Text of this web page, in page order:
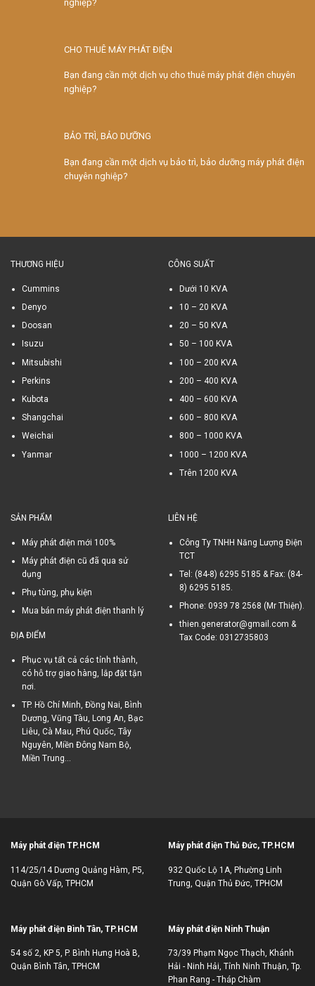
nghiệp?
CHO THUÊ MÁY PHÁT ĐIỆN
Bạn đang cần một dịch vụ cho thuê máy phát điện chuyên
nghiệp?
BẢO TRÌ, BẢO DƯỠNG
Bạn đang cần một dịch vụ bảo trì, bảo dưỡng máy phát điện
chuyên nghiệp?
THƯƠNG HIỆU
Cummins
Denyo
Doosan
Isuzu
Mitsubishi
Perkins
Kubota
Shangchai
Weichai
Yanmar
CÔNG SUẤT
Dưới 10 KVA
10 – 20 KVA
20 – 50 KVA
50 – 100 KVA
100 – 200 KVA
200 – 400 KVA
400 – 600 KVA
600 – 800 KVA
800 – 1000 KVA
1000 – 1200 KVA
Trên 1200 KVA
SẢN PHẨM
Máy phát điện mới 100%
Máy phát điện cũ đã qua sử
dụng
Phụ tùng, phụ kiện
Mua bán máy phát điện thanh lý
ĐỊA ĐIỂM
Phục vụ tất cả các tỉnh thành,
có hỗ trợ giao hàng, lắp đặt tận
nơi.
TP. Hồ Chí Minh, Đồng Nai, Bình
Dương, Vũng Tàu, Long An, Bạc
Liêu, Cà Mau, Phú Quốc, Tây
Nguyên, Miền Đông Nam Bộ,
Miền Trung...
LIÊN HỆ
Công Ty TNHH Năng Lượng Điện
TCT
Tel: (84-8) 6295 5185 & Fax: (84-
8) 6295 5185.
Phone: 0939 78 2568 (Mr Thiện).
thien.generator@gmail.com &
Tax Code: 0312735803
Máy phát điện TP.HCM
114/25/14 Dương Quảng Hàm, P5,
Quận Gò Vấp, TPHCM
Máy phát điện Thủ Đức, TP.HCM
932 Quốc Lộ 1A, Phường Linh
Trung, Quận Thủ Đức, TPHCM
Máy phát điện Bình Tân, TP.HCM
54 số 2, KP 5, P. Bình Hưng Hoà B,
Quận Bình Tân, TPHCM
Máy phát điện Ninh Thuận
73/39 Phạm Ngọc Thạch, Khánh
Hải - Ninh Hải, Tỉnh Ninh Thuận, Tp.
Phan Rang - Tháp Chàm